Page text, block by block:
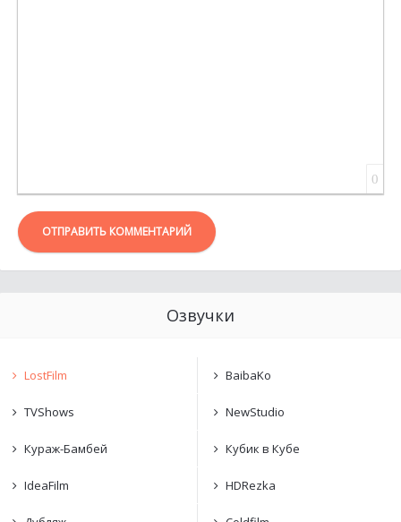
0
ОТПРАВИТЬ КОММЕНТАРИЙ
Озвучки
LostFilm BaibaKo
TVShows NewStudio
Кураж-Бамбей Кубик в Кубе
IdeaFilm HDRezka